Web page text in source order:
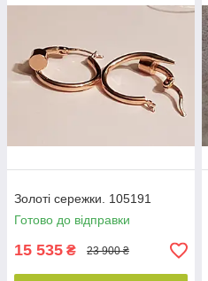
Золоті сережки. 105191
Готово до відправки
15 535 ₴ 23 900 ₴